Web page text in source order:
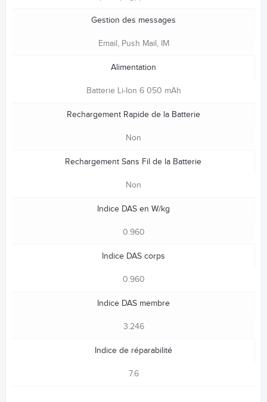
Gestion des messages
Email, Push Mail, IM
Alimentation
Batterie Li-Ion 6 050 mAh
Rechargement Rapide de la Batterie
Non
Rechargement Sans Fil de la Batterie
Non
Indice DAS en W/kg
0.960
Indice DAS corps
0.960
Indice DAS membre
3.246
Indice de réparabilité
7.6